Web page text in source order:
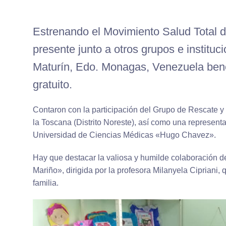
Estrenando el Movimiento Salud Total
presente junto a otros grupos e
Maturín, Edo. Monagas, Venezuela
gratuito.
Contaron con la participación del Grupo de Rescate
la Toscana (Distrito Noreste), así como una
Universidad de Ciencias Médicas «Hugo Chavez».
Hay que destacar la valiosa y humilde colaboración
Mariño», dirigida por la profesora Milanyela
familia.